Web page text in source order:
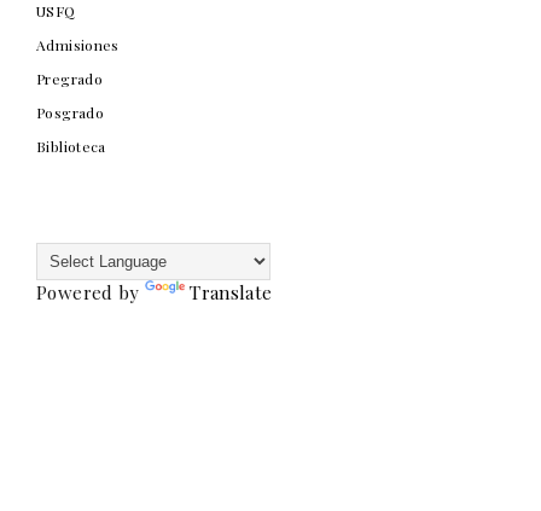
USFQ
Admisiones
Pregrado
Posgrado
Biblioteca
Powered by Translate